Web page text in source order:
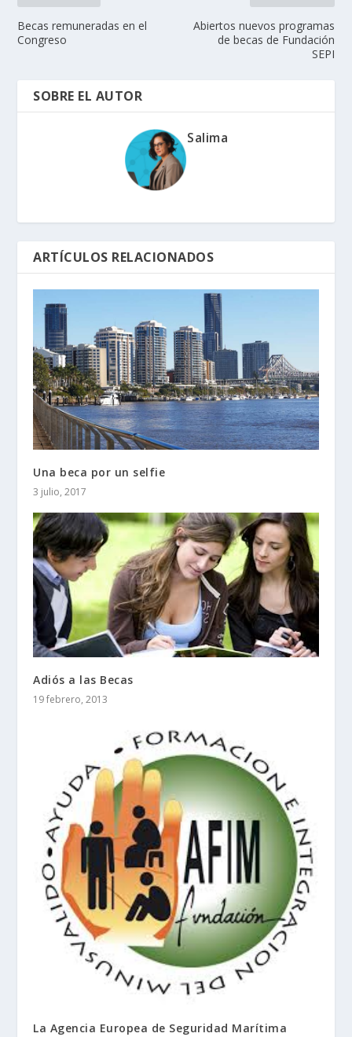
Becas remuneradas en el
Congreso
Abiertos nuevos programas
de becas de Fundación
SEPI
SOBRE EL AUTOR
Salima
ARTÍCULOS RELACIONADOS
Una beca por un selfie
3 julio, 2017
Adiós a las Becas
19 febrero, 2013
La Agencia Europea de Seguridad Marítima